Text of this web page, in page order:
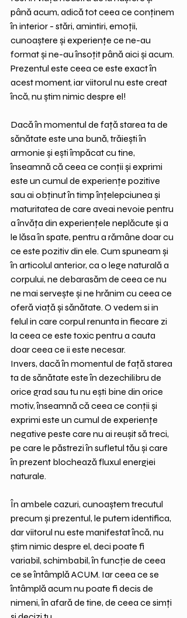
până acum, adică tot ceea ce conținem
în interior - stări, amintiri, emoții,
cunoaștere și experiențe ce ne-au
format și ne-au însoțit până aici și acum.
Prezentul este ceea ce este exact în
acest moment, iar viitorul nu este creat
încă, nu știm nimic despre el!
Dacă în momentul de față starea ta de
sănătate este una bună, trăiești în
armonie și ești împăcat cu tine,
înseamnă că ceea ce conții și exprimi
este un cumul de experiențe pozitive
sau ai obținut în timp înțelepciunea și
maturitatea de care aveai nevoie pentru
a învăța din experiențele neplăcute și a
le lăsa în spate, pentru a rămâne doar cu
ce este pozitiv din ele. Cum spuneam și
în articolul anterior, ca o lege naturală a
corpului, ne debarasăm de ceea ce nu
ne mai servește și ne hrănim cu ceea ce
oferă viață și sănătate. O vedem si in
felul in care corpul renunta in fiecare zi
la ceea ce este toxic pentru a cauta
doar ceea ce ii este necesar.
Invers, dacă în momentul de față starea
ta de sănătate este în dezechilibru de
orice grad sau tu nu ești bine din orice
motiv, înseamnă că ceea ce conții și
exprimi este un cumul de experiențe
negative peste care nu ai reușit să treci,
pe care le păstrezi în sufletul tău și care
în prezent blochează fluxul energiei
naturale.
În ambele cazuri, cunoaștem trecutul
precum și prezentul, le putem identifica,
dar viitorul nu este manifestat încă, nu
știm nimic despre el, deci poate fi
variabil, schimbabil, în funcție de ceea
ce se întâmplă ACUM. Iar ceea ce se
întâmplă acum nu poate fi decis de
nimeni, în afară de tine, de ceea ce simți